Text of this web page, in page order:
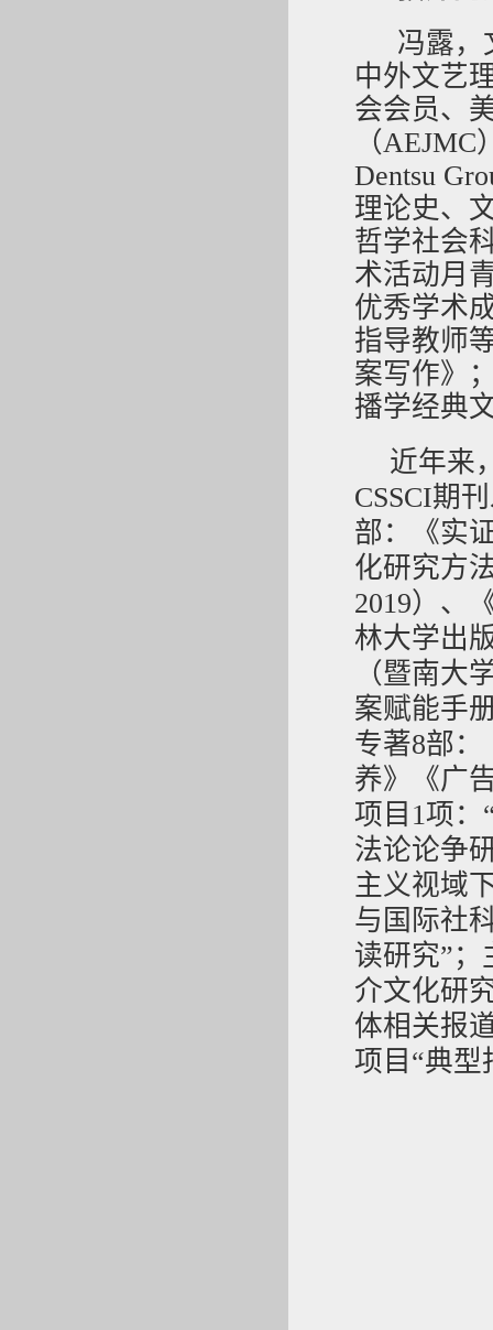
冯露，
中外文艺
会会员、
（
Dentsu
理论史、
哲学社会
术活动月
优秀学术
指导教师
案写作》
播学经典
近年来
CSSCI期
部：《实
化研究方
2019）、
林大学出
（暨南大
案赋能手
专著8部
养》《广
项目1项：
法论论争
主义视域
与国际社
读研究”；
介文化研
体相关报
项目“典型